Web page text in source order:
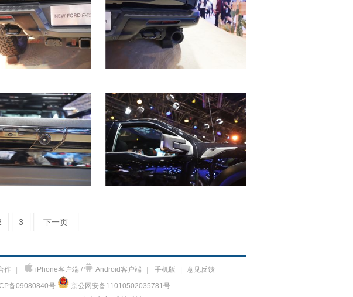
3 下一页
作 iPhone客户端 / Android客户端 手机版
意见反馈
备09080840号
京公网安备11010502035781号